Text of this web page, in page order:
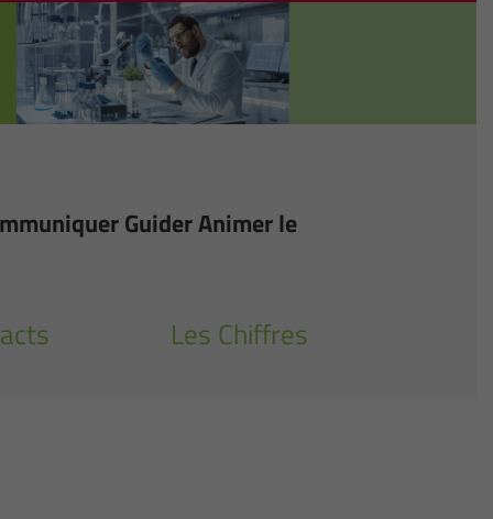
Guider Animer le
Les Chiffres